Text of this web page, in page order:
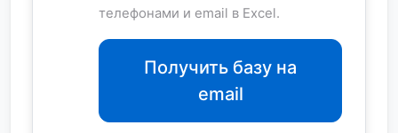
телефонами и email в Excel.
Получить базу на
email